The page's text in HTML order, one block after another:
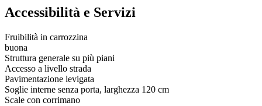
Accessibilità e Servizi
Fruibilità in carrozzina
buona
Struttura generale su più piani
Accesso a livello strada
Pavimentazione levigata
Soglie interne senza porta, larghezza 120 cm
Scale con corrimano